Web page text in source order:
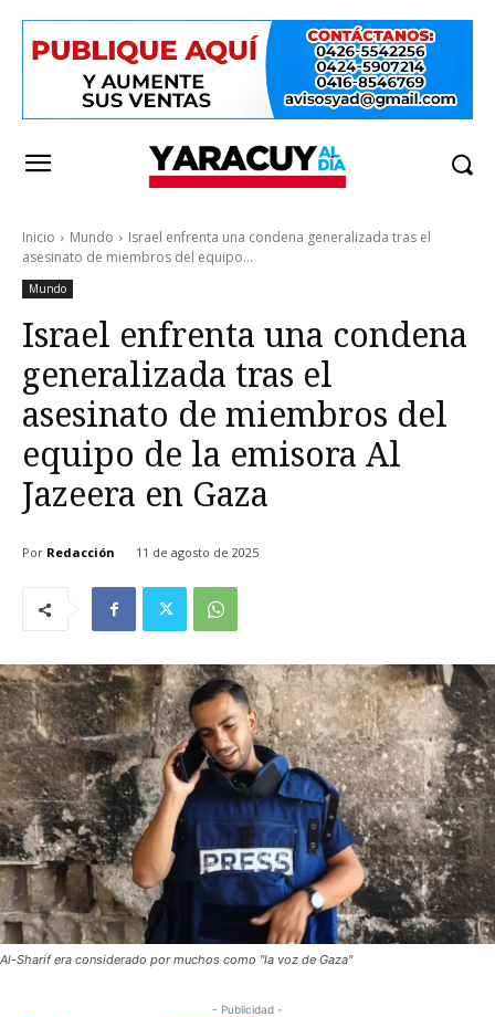
Inicio Mundo
Israel enfrenta una condena generalizada tras el
asesinato de miembros del equipo...
Mundo
Israel enfrenta una condena
generalizada tras el
asesinato de miembros del
equipo de la emisora Al
Jazeera en Gaza
Por Redacción 11 de agosto de 2025
Al-Sharif era considerado por muchos como "la voz de Gaza"
- Publicidad -